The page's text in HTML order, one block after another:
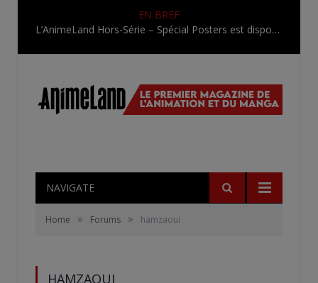
EN BREF
L’AnimeLand Hors-Série – Spécial Posters est disponible !
NAVIGATE
Home » Forums » hamzaoui
HAMZAOUI